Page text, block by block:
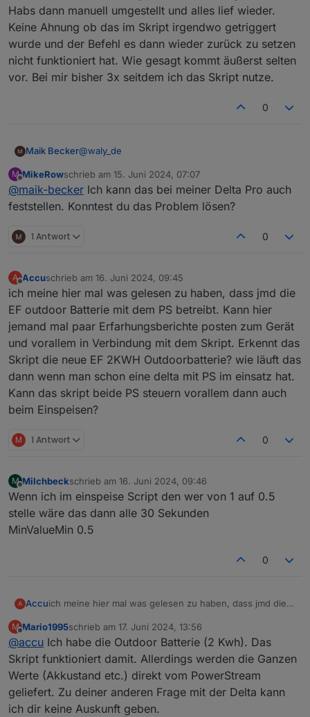
Habs dann manuell umgestellt und alles lief wieder.
Keine Ahnung ob das im Skript irgendwo getriggert
wurde und der Befehl es dann wieder zurück zu setzen
nicht funktioniert hat. Wie gesagt kommt äußerst selten
vor. Bei mir bisher 3x seitdem ich das Skript nutze.
0
Maik Becker@waly_de
Hallo,
0_userdata.0.ecoflow.app_1765798xxx_DCEBF8ZF
Ladegeschwindigkeit sein. Auch wenn ich diesen
zugeben.
Da wenn ich den gleichen Wert ecoflow-
mqtt.0.xxxxx.inv.cfgSlowChgWatts ändere, ist
Probleme.
danke für die hilfe.
M
Offline
MikeRowschrieb am 15. Juni 2024, 07:07
zuletzt editiert von
@maik-becker Ich kann das bei meiner Delta Pro auch
feststellen. Konntest du das Problem lösen?
1 Antwort 0
A
Offline
Accuschrieb am 16. Juni 2024, 09:45
zuletzt editiert von
ich meine hier mal was gelesen zu haben, dass jmd die
EF outdoor Batterie mit dem PS betreibt. Kann hier
jemand mal paar Erfarhungsberichte posten zum Gerät
und vorallem in Verbindung mit dem Skript. Erkennt das
Skript die neue EF 2KWH Outdoorbatterie? wie läuft das
dann wenn man schon eine delta mit PS im einsatz hat.
Kann das skript beide PS steuern vorallem dann auch
beim Einspeisen?
M 1 Antwort 0
M
Offline
Milchbeckschrieb am 16. Juni 2024, 09:46
zuletzt editiert von
Wenn ich im einspeise Script den wer von 1 auf 0.5
stelle wäre das dann alle 30 Sekunden
MinValueMin 0.5
0
A Accuich meine hier mal was gelesen zu haben, dass jmd die
jemand mal paar Erfarhungsberichte posten zum Gerät
und vorallem in Verbindung mit dem Skript. Erkennt das
Skript die neue EF 2KWH Outdoorbatterie? wie läuft das
dann wenn man schon eine delta mit PS im einsatz hat.
Kann das skript beide PS steuern vorallem dann auch
beim Einspeisen?
M Mario1995schrieb am 17. Juni 2024, 13:56
zuletzt editiert von
@accu Ich habe die Outdoor Batterie (2 Kwh). Das
Skript funktioniert damit. Allerdings werden die Ganzen
Werte (Akkustand etc.) direkt vom PowerStream
geliefert. Zu deiner anderen Frage mit der Delta kann
ich dir keine Auskunft geben.